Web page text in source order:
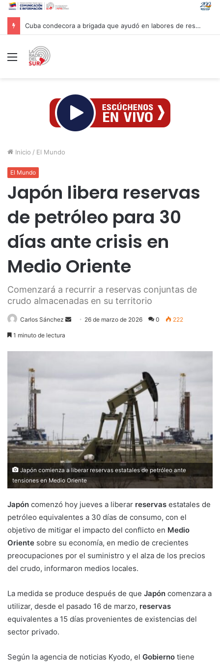
Cuba condecora a brigada que ayudó en labores de rescate en Venezuela
Menú
Inicio / El Mundo
El Mundo
Japón libera reservas
de petróleo para 30
días ante crisis en
Medio Oriente
Comenzará a recurrir a reservas conjuntas de
crudo almacenadas en su territorio
Carlos Sánchez
Send 26 de marzo de 2026 0 222
1 minuto de lectura
Japón comienza a liberar reservas estatales de petróleo ante
tensiones en Medio Oriente
Japón comenzó hoy jueves a liberar reservas estatales de
petróleo equivalentes a 30 días de consumo, con el
objetivo de mitigar el impacto del conflicto en Medio
Oriente sobre su economía, en medio de crecientes
preocupaciones por el suministro y el alza de los precios
del crudo, informaron medios locales.
La medida se produce después de que Japón comenzara a
utilizar, desde el pasado 16 de marzo, reservas
equivalentes a 15 días provenientes de existencias del
sector privado.
Según la agencia de noticias Kyodo, el Gobierno tiene